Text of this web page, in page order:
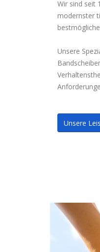
Wir sind seit
modernster
Unsere
Unsere